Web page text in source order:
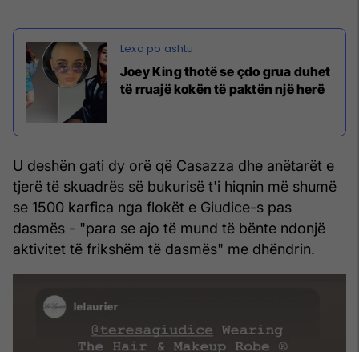
Joey King thotë se çdo grua duhet
të rruajë kokën të paktën një herë
U deshën gati dy orë që Casazza dhe anëtarët e
tjerë të skuadrës së bukurisë t'i hiqnin më shumë
se 1500 karfica nga flokët e Giudice-s pas
dasmës - "para se ajo të mund të bënte ndonjë
aktivitet të frikshëm të dasmës" me dhëndrin.